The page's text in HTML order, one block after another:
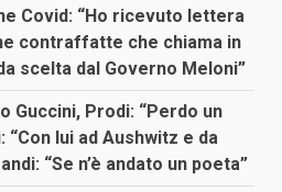
Covid: “Ho ricevuto lettera
contraffatte che chiama in
scelta dal Governo Meloni”
Guccini, Prodi: “Perdo un
“Con lui ad Aushwitz e da
“Se n’è andato un poeta”